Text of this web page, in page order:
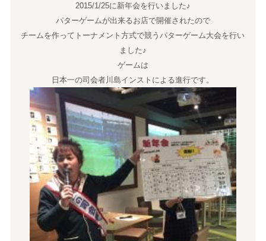
2015/1/25に新年会を行いました♪
パターゲームが出来るお店で開催されたので
チームを作ってトーナメント方式で競うパターゲーム大会を行い
ました♪
ゲームは
日本一の司会者川島インストによる進行です。